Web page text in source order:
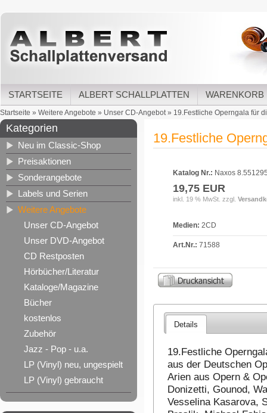
STARTSEITE ALBERT SCHALLPLATTEN WARENKORB
Startseite » Weitere Angebote » Unser CD-Angebot» 19.Festliche Operngala für
Kategorien
Neu im Classic-Shop
Preisaktionen
Sonderangebote
Labels und Serien
Weitere Angebote
Unser CD-Angebot
Unser DVD-Angebot
CD Restposten
Hörbücher/Literatur
Kataloge/Magazine
Bücher
kostenlos
Zubehör
Jazz - Pop - u.a.
LP (Vinyl) neu, ungespielt
LP (Vinyl) gebraucht
19.Festliche
Katalog Nr.: Naxos
19,75 EUR
inkl. 19 % MwSt. zzgl.
Medien: 2CD
Art.Nr.: 71588
Details
19.Festliche
aus der Deutschen
Arien aus Opern &
Donizetti, Gounod,
Vesselina Kasarova,